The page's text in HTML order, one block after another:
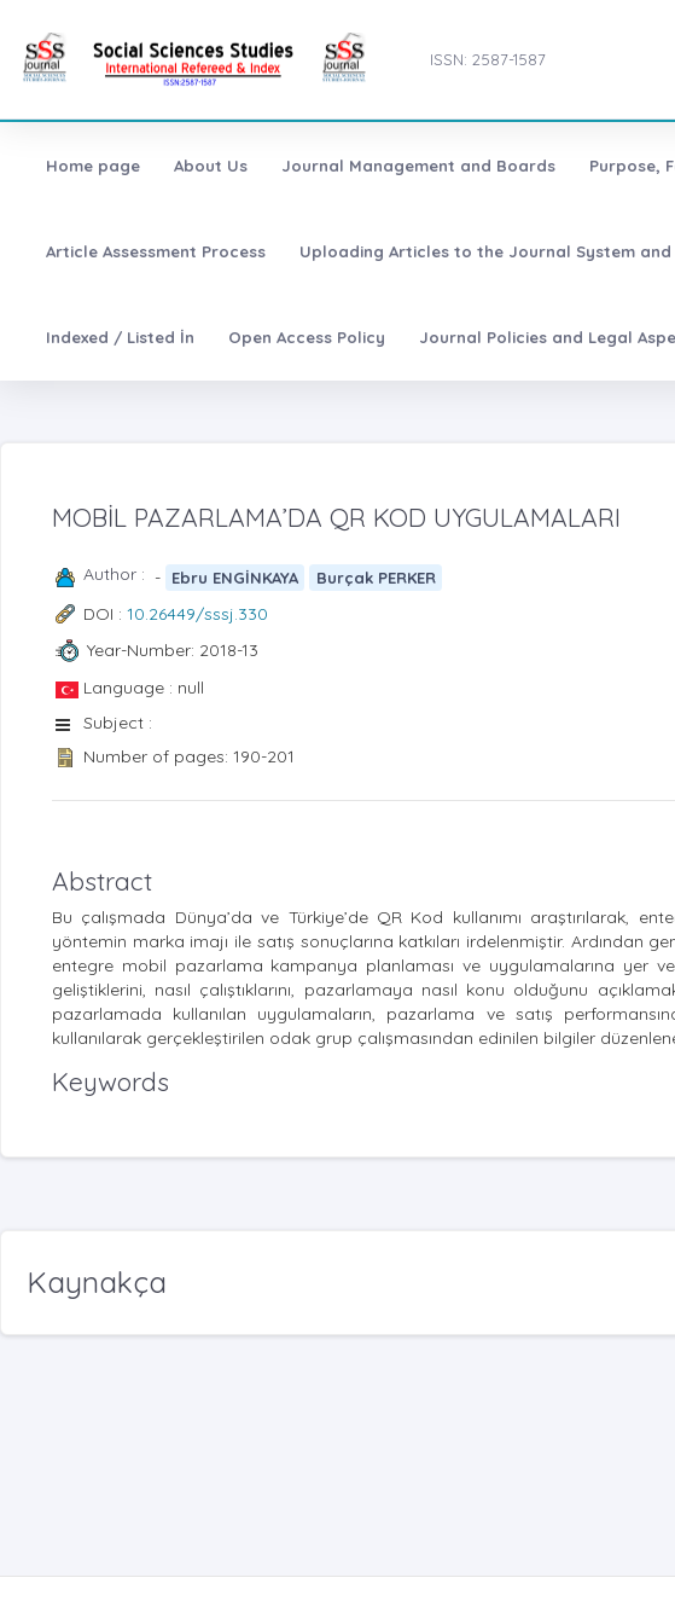
ISSN: 2587-1587
Home page About Us Journal Management and Boards Purpose,
Article Assessment Process Uploading Articles to the Journal System
Indexed / Listed İn Open Access Policy Journal Policies and Legal
MOBİL PAZARLAMA’DA QR KOD UYGULAMALARI
Author : - Ebru ENGİNKAYA Burçak PERKER
DOI : 10.26449/sssj.330
Year-Number: 2018-13
Language : null
Subject :
Number of pages: 190-201
Abstract
Bu çalışmada Dünya’da ve Türkiye’de QR Kod kullanımı araştırılarak,
yöntemin marka imajı ile satış sonuçlarına katkıları irdelenmiştir.
entegre mobil pazarlama kampanya planlaması ve uygulamalarına yer
geliştiklerini, nasıl çalıştıklarını, pazarlamaya nasıl konu olduğunu
pazarlamada kullanılan uygulamaların, pazarlama ve satış
kullanılarak gerçekleştirilen odak grup çalışmasından edinilen bilgiler
Keywords
Kaynakça